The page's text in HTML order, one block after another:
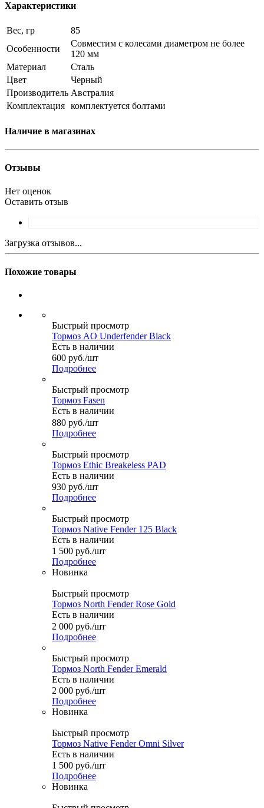
Характеристики
Вес, гр
85
Особенности
Совместим с колесами диаметром не более
120 мм
Материал
Сталь
Цвет
Черный
Производитель Австралия
Комплектация комплектуется болтами
Наличие в магазинах
Отзывы
Нет оценок
Оставить отзыв
Загрузка отзывов...
Похожие товары
Быстрый просмотр
Тормоз AO Underfender Black
Есть в наличии
600 руб./шт
Подробнее
Быстрый просмотр
Тормоз Fasen
Есть в наличии
880 руб./шт
Подробнее
Быстрый просмотр
Тормоз Ethic Breakeless PAD
Есть в наличии
930 руб./шт
Подробнее
Быстрый просмотр
Тормоз Native Fender 125 Black
Есть в наличии
1 500 руб./шт
Подробнее
Новинка
Быстрый просмотр
Тормоз North Fender Rose Gold
Есть в наличии
2 000 руб./шт
Подробнее
Быстрый просмотр
Тормоз North Fender Emerald
Есть в наличии
2 000 руб./шт
Подробнее
Новинка
Быстрый просмотр
Тормоз Native Fender Omni Silver
Есть в наличии
1 500 руб./шт
Подробнее
Новинка